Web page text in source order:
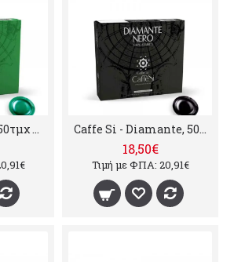
Caffe Si - Perla, 50τμχ nespresso professional συμβατές κάψουλες Caffe Si - Diamante, 50τμχ nespresso professional συμβατές κάψουλες
18,50€
Τιμή με ΦΠΑ: 20,91€